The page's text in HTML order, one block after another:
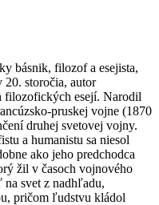
básnik, filozof a esejista,
20. storočia, autor
filozofických esejí. Narodil
pruskej vojne (1870
druhej svetovej vojny.
a humanistu sa niesol
ako jeho predchodca
žil v časoch vojnového
svet z nadhľadu,
pričom ľudstvu kládol